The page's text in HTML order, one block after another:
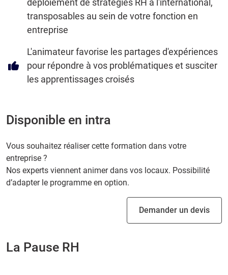
déploiement de stratégies RH à l'international,
transposables au sein de votre fonction en
entreprise
L'animateur favorise les partages d'expériences
pour répondre à vos problématiques et susciter
les apprentissages croisés
Disponible en intra
Vous souhaitez réaliser cette formation dans votre
entreprise ?
Nos experts viennent animer dans vos locaux. Possibilité
d’adapter le programme en option.
Demander un devis
La Pause RH